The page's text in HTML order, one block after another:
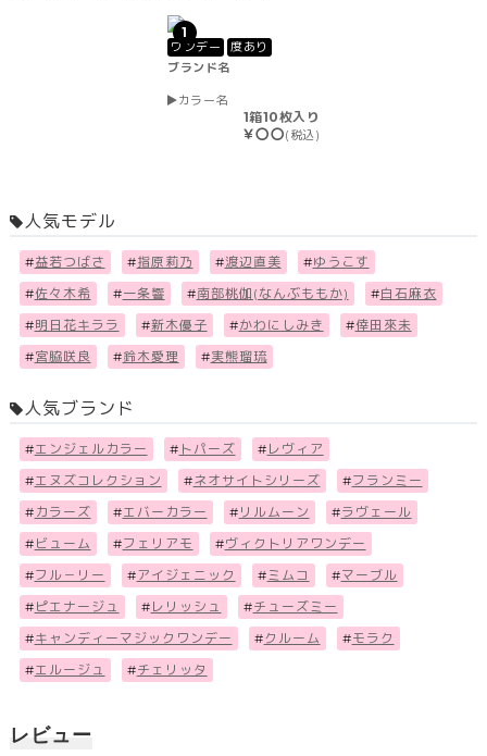
1
ワンデー
度あり
ブランド名
カラー名
1箱10枚入り
￥〇〇(税込)
人気モデル
#益若つばさ #指原莉乃 #渡辺直美 #ゆうこす
#佐々木希 #一条響 #南部桃伽(なんぶももか) #白石麻衣
#明日花キララ #新木優子 #かわにしみき #倖田來未
#宮脇咲良 #鈴木愛理 #実熊瑠琉
人気ブランド
#エンジェルカラー # トパーズ # レヴィア
#エヌズコレクション #ネオサイトシリーズ #フランミー
# カラーズ #エバーカラー # リルムーン #ラヴェール
# ビューム #フェリアモ #ヴィクトリアワンデー
#フル－リー #アイジェニック #ミムコ #マーブル
# ピエナージュ # レリッシュ #チューズミー
#キャンディーマジックワンデー #クルーム #モラク
#エルージュ #チェリッタ
レビュー